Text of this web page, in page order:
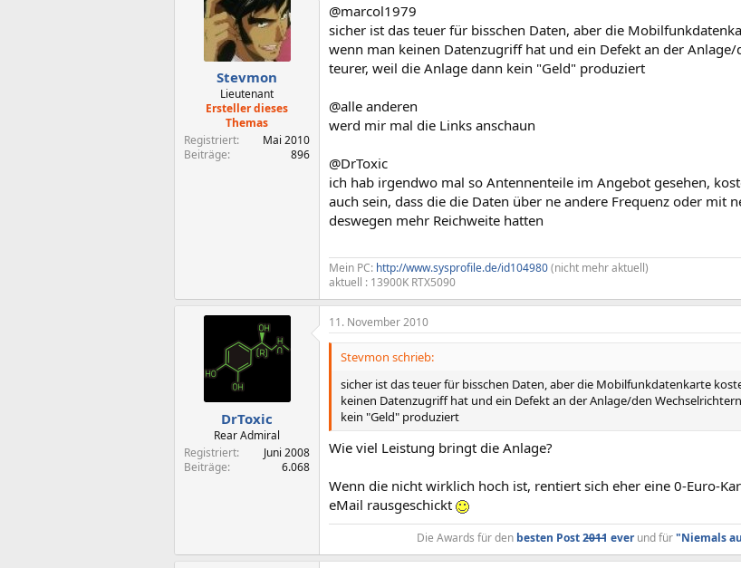
Stevmon
Lieutenant
Ersteller dieses
Themas
Registriert
Mai 2010
Beiträge
896
@marcol1979
sicher ist das teuer für bisschen Daten, aber die
wenn man keinen Datenzugriff hat und ein Defekt an der
teurer, weil die Anlage dann kein "Geld" produziert
@alle anderen
werd mir mal die Links anschaun
@DrToxic
ich hab irgendwo mal so Antennenteile im Angebot gesehen,
auch sein, dass die die Daten über ne andere Frequenz oder mit
deswegen mehr Reichweite hatten
Mein PC: http://www.sysprofile.de/id104980(nicht mehr aktuell)
aktuell : 13900K RTX5090
DrToxic
Rear Admiral
Registriert
Juni 2008
Beiträge
6.068
11. November 2010
Stevmon schrieb:
sicher ist das teuer für bisschen Daten, aber die Mobilfunkdatenkarte
keinen Datenzugriff hat und ein Defekt an der Anlage/den
kein "Geld" produziert
Wie viel Leistung bringt die Anlage?
Wenn die nicht wirklich hoch ist, rentiert sich eher eine 0-Euro-
eMail rausgeschickt
Die Awards für den besten Post 2̶0̶1̶1 everund für"Niemals